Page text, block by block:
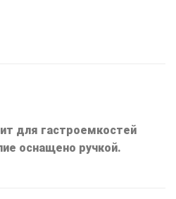
для гастроемкостей
оснащено ручкой.